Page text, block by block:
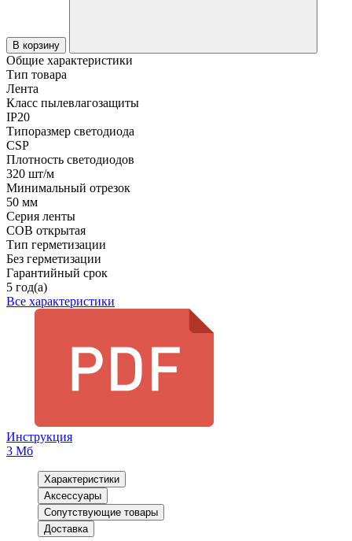
В корзину
Общие характеристики
Тип товара
Лента
Класс пылевлагозащиты
IP20
Типоразмер светодиода
CSP
Плотность светодиодов
320 шт/м
Минимальный отрезок
50 мм
Серия ленты
COB открытая
Тип герметизации
Без герметизации
Гарантийный срок
5 год(а)
Все характеристики
Инструкция
3 Мб
Характеристики
Аксессуары
Сопутствующие товары
Доставка